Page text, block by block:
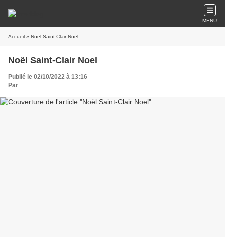
MENU
Accueil » Noël Saint-Clair Noel
Noël Saint-Clair Noel
Publié le 02/10/2022 à 13:16
Par